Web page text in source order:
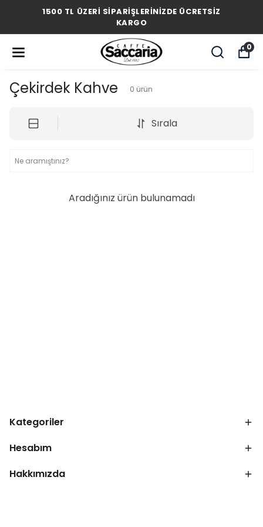
1500 TL ÜZERİ SİPARİŞLERİNİZDE ÜCRETSİZ
KARGO
0
Çekirdek Kahve 0 ürün
Sırala
Aradığınız ürün bulunamadı
Kategoriler
Hesabım
Hakkımızda